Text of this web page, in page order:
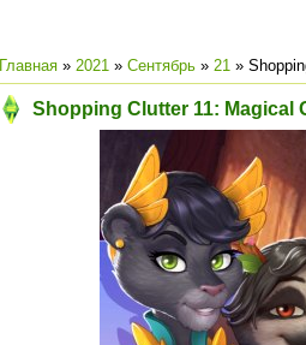
Главная » 2021 » Сентябрь » 21 »
Shopping Clutter 11: Magical